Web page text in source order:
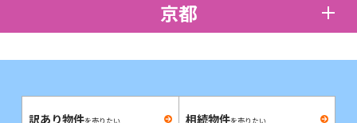
京都
訳あり物件 相続物件